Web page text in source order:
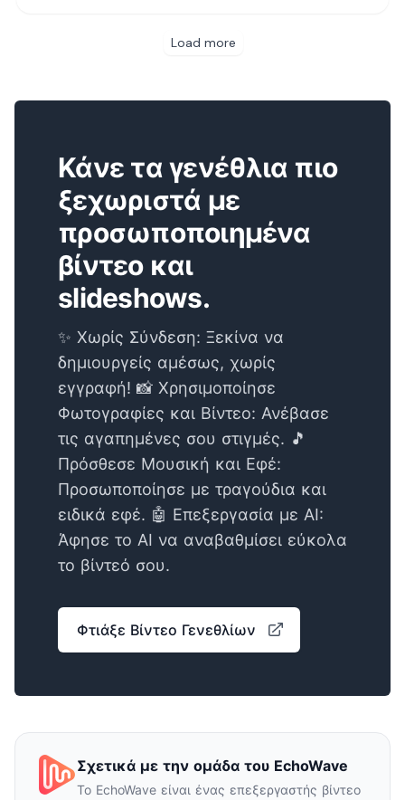
Κάνε τα γενέθλια πιο
ξεχωριστά με
προσωποποιημένα
βίντεο και
slideshows.
✨ Χωρίς Σύνδεση: Ξεκίνα να
δημιουργείς αμέσως, χωρίς
εγγραφή! 📸 Χρησιμοποίησε
Φωτογραφίες και Βίντεο: Ανέβασε
τις αγαπημένες σου στιγμές. 🎵
Πρόσθεσε Μουσική και Εφέ:
Προσωποποίησε με τραγούδια και
ειδικά εφέ. 🤖 Επεξεργασία με AI:
Άφησε το AI να αναβαθμίσει εύκολα
το βίντεό σου.
Φτιάξε Βίντεο Γενεθλίων
Σχετικά με την ομάδα του EchoWave
Το EchoWave είναι ένας επεξεργαστής βίντεο